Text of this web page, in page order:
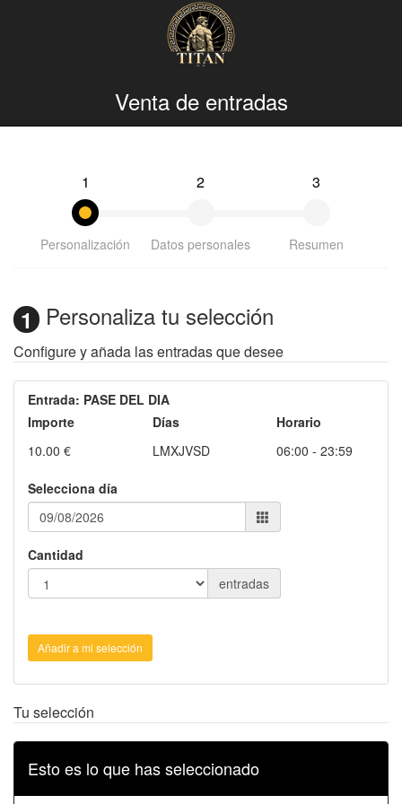
Venta de entradas
1
Personalización
2
Datos personales
3
Resumen
1 Personaliza tu selección
Configure y añada las entradas que desee
Entrada: PASE DEL DIA
Importe
10.00 €
Días
LMXJVSD
Horario
06:00 - 23:59
Selecciona día
Cantidad
entradas
Añadir a mi selección
Tu selección
Esto es lo que has seleccionado